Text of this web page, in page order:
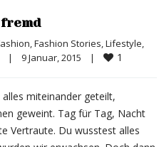
, Fashion Stories, Lifestyle
| 9 Januar, 2015 | 1
miteinander geteilt,
geweint. Tag für Tag, Nacht
Vertraute. Du wusstest alles